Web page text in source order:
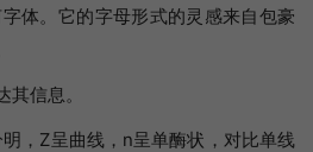
体。它的字母形式的灵感来自包豪
信息。
，Z呈曲线，n呈单酶状，对比单线